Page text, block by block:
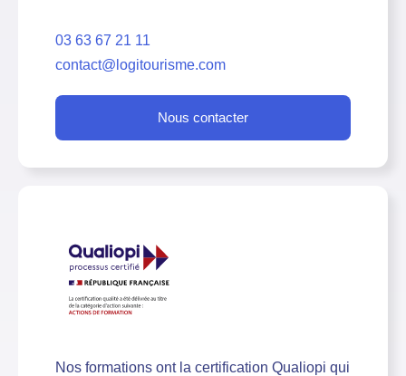
03 63 67 21 11
contact@logitourisme.com
Nous contacter
Nos formations ont la certification Qualiopi qui